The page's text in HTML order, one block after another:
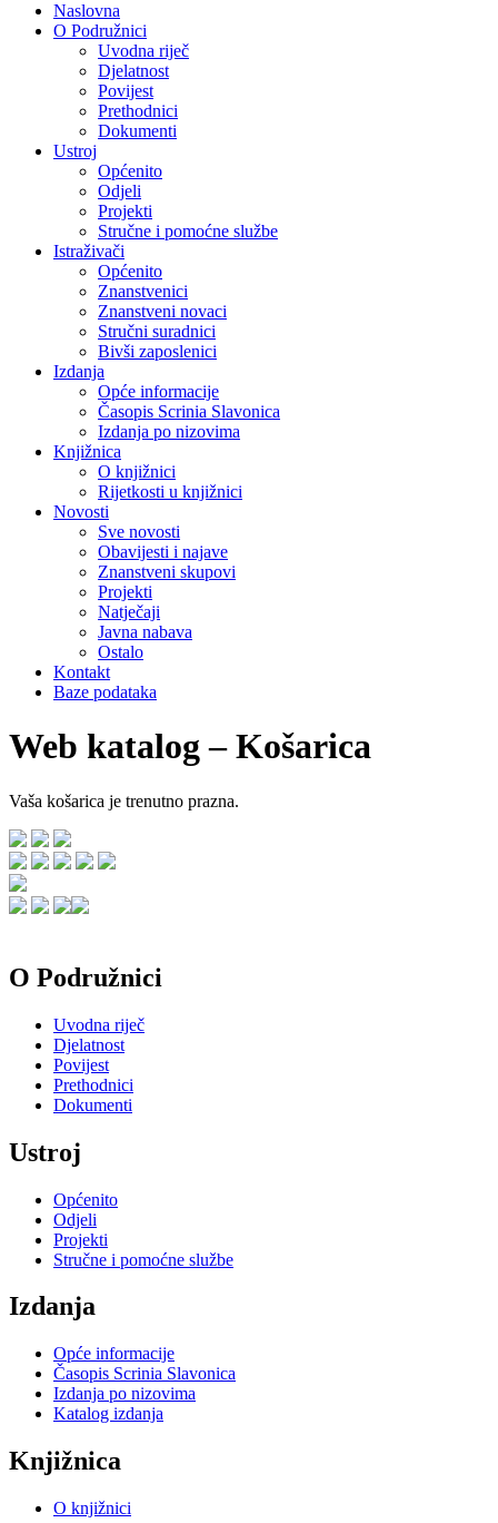
Naslovna
O Podružnici
Uvodna riječ
Djelatnost
Povijest
Prethodnici
Dokumenti
Ustroj
Općenito
Odjeli
Projekti
Stručne i pomoćne službe
Istraživači
Općenito
Znanstvenici
Znanstveni novaci
Stručni suradnici
Bivši zaposlenici
Izdanja
Opće informacije
Časopis Scrinia Slavonica
Izdanja po nizovima
Knjižnica
O knjižnici
Rijetkosti u knjižnici
Novosti
Sve novosti
Obavijesti i najave
Znanstveni skupovi
Projekti
Natječaji
Javna nabava
Ostalo
Kontakt
Baze podataka
Web katalog – Košarica
Vaša košarica je trenutno prazna.
O Podružnici
Uvodna riječ
Djelatnost
Povijest
Prethodnici
Dokumenti
Ustroj
Općenito
Odjeli
Projekti
Stručne i pomoćne službe
Izdanja
Opće informacije
Časopis Scrinia Slavonica
Izdanja po nizovima
Katalog izdanja
Knjižnica
O knjižnici